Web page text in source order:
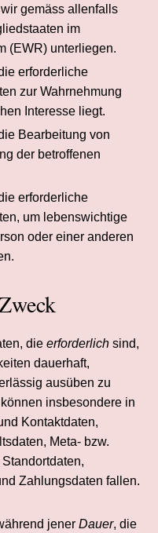
gemäss allenfalls
im
(EWR) unterliegen.
erforderliche
zur Wahrnehmung
Interesse liegt.
Bearbeitung von
der betroffenen
erforderliche
um lebenswichtige
oder einer anderen
die erforderlich sind,
dauerhaft,
ausüben zu
insbesondere in
Kontaktdaten,
Meta- bzw.
Zahlungsdaten fallen.
jener Dauer, die